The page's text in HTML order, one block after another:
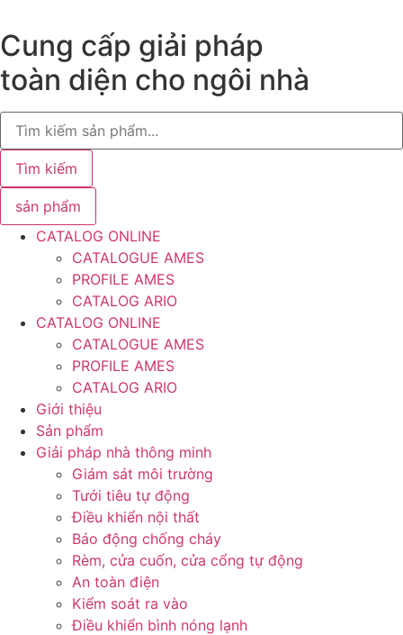
đến
nội
dung
Cung cấp giải pháp
toàn diện cho ngôi nhà
Search
Tìm kiếm
sản phẩm
CATALOG ONLINE
CATALOGUE AMES
PROFILE AMES
CATALOG ARIO
CATALOG ONLINE
CATALOGUE AMES
PROFILE AMES
CATALOG ARIO
Giới thiệu
Sản phẩm
Giải pháp nhà thông minh
Giám sát môi trường
Tưới tiêu tự động
Điều khiển nội thất
Báo động chống cháy
Rèm, cửa cuốn, cửa cổng tự động
An toàn điện
Kiểm soát ra vào
Điều khiển bình nóng lạnh